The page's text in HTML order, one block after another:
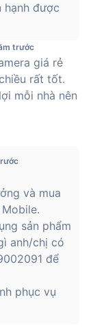
hạnh được
trước
giá rẻ
rất tốt.
mỗi nhà nên
và mua
sản phẩm
anh/chị có
để
phục vụ